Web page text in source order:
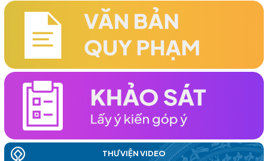
HỘI KHUYẾN HỌC TỈNH TỔ CHỨC HỘI NGHỊ LẦN THỨ HAI VỀ
CÔNG TÁC KHUYẾN HỌC ĐẦU NĂM 2026 THÀNH CÔNG TỐT
TỔ CHỨC THÀNH CÔNG HỘI NGHỊ KHUYẾN HỌC VÀ TRAO
HỌC BỔNG ĐẦU NĂM 2026 KHU VỰC PHÍA ĐÔNG TỈNH
(06/03/2026)
ĐẠI HỘI ĐẠI BIỂU HỘI KHUYẾN HỌC TỈNH ĐẮK LẮK LẦN THỨ I,
NHIỆM KỲ 2026 – 2031 ĐÃ THÀNH CÔNG RẤT TỐT ĐẸP
THƯ VIỆN VIDEO